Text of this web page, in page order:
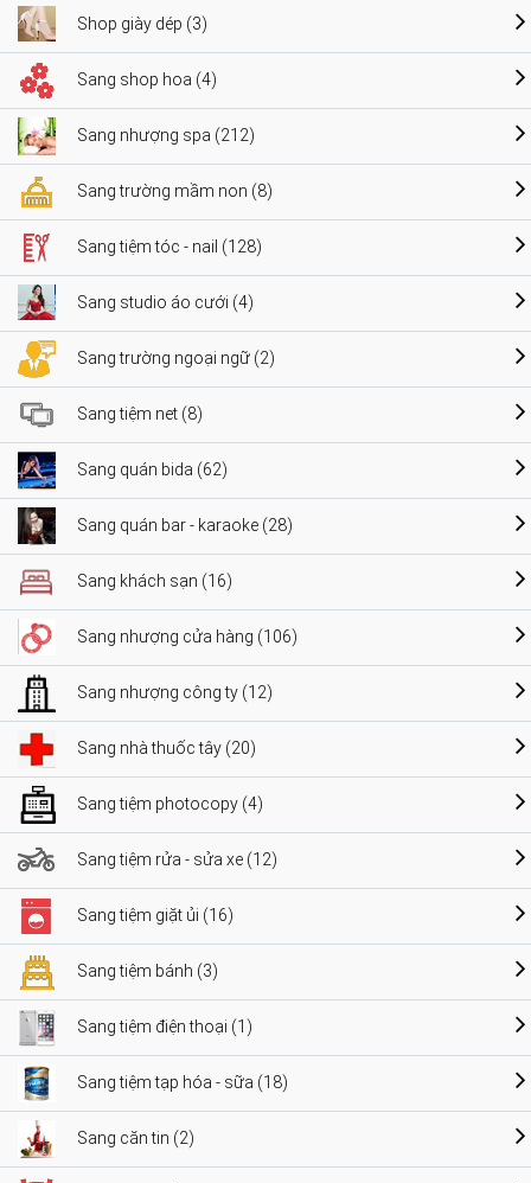
Shop giày dép (3)
Sang shop hoa (4)
Sang nhượng spa (212)
Sang trường mầm non (8)
Sang tiệm tóc - nail (128)
Sang studio áo cưới (4)
Sang trường ngoại ngữ (2)
Sang tiệm net (8)
Sang quán bida (62)
Sang quán bar - karaoke (28)
Sang khách sạn (16)
Sang nhượng cửa hàng (106)
Sang nhượng công ty (12)
Sang nhà thuốc tây (20)
Sang tiệm photocopy (4)
Sang tiệm rửa - sửa xe (12)
Sang tiệm giặt ủi (16)
Sang tiệm bánh (3)
Sang tiệm điện thoại (1)
Sang tiệm tạp hóa - sữa (18)
Sang căn tin (2)